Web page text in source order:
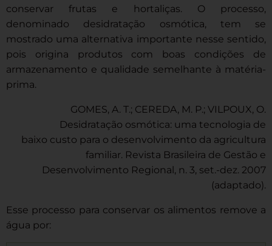
conservar frutas e hortaliças. O processo,
denominado desidratação osmótica, tem se
mostrado uma alternativa importante nesse sentido,
pois origina produtos com boas condições de
armazenamento e qualidade semelhante à matéria-
prima.
GOMES, A. T.; CEREDA, M. P.; VILPOUX, O.
Desidratação osmótica: uma tecnologia de
baixo custo para o desenvolvimento da agricultura
familiar. Revista Brasileira de Gestão e
Desenvolvimento Regional, n. 3, set.-dez. 2007
(adaptado).
Esse processo para conservar os alimentos remove a
água por: